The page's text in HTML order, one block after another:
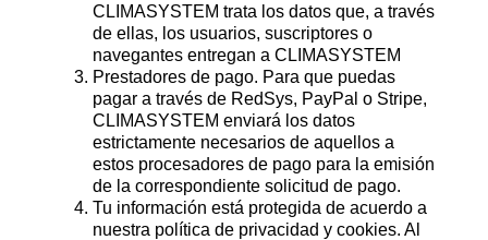
CLIMASYSTEM trata los datos que, a través
de ellas, los usuarios, suscriptores o
navegantes entregan a CLIMASYSTEM
Prestadores de pago. Para que puedas
pagar a través de RedSys, PayPal o Stripe,
CLIMASYSTEM enviará los datos
estrictamente necesarios de aquellos a
estos procesadores de pago para la emisión
de la correspondiente solicitud de pago.
Tu información está protegida de acuerdo a
nuestra política de privacidad y cookies. Al